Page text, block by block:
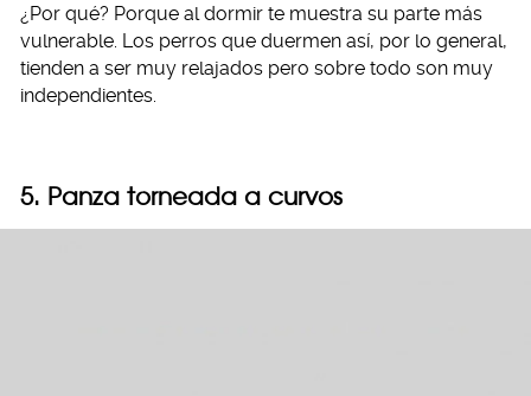
¿Por qué? Porque al dormir te muestra su parte más
vulnerable. Los perros que duermen así, por lo general,
tienden a ser muy relajados pero sobre todo son muy
independientes.
5. Panza torneada a curvos